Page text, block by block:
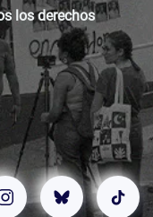
los derechos